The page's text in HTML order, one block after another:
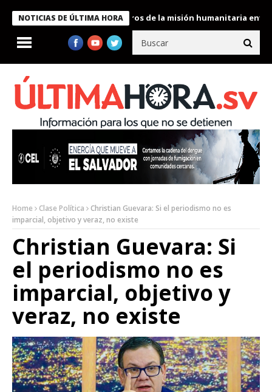
NOTICIAS DE ÚLTIMA HORA
condecora a miembros de la misión humanitaria enviada a
Home Clase Política
Christian Guevara: Si el periodismo no es
imparcial, objetivo y veraz, no existe
Christian Guevara: Si
el periodismo no es
imparcial, objetivo y
veraz, no existe